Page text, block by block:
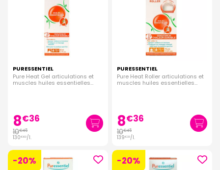
PURESSENTIEL
Pure Heat Gel articulations et
muscles huiles essentielles
8€36
10€45
130€63/l.
PURESSENTIEL
Pure Heat Roller articulations et
muscles huiles essentielles
8€36
10€45
139€33/l.
-20% -20%